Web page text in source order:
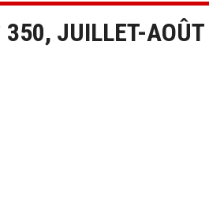
350, JUILLET-